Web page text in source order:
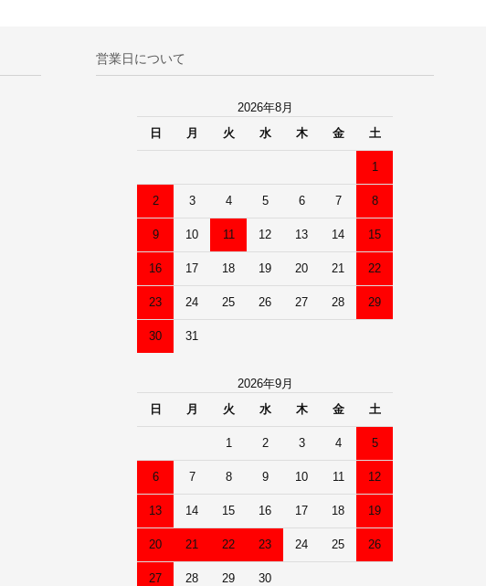
営業日について
2026年8月
日
月 火 水 木 金 土
1
2 3 4 5 6 7 8
9 10 11 12 13 14 15
16 17 18 19 20 21 22
23 24 25 26 27 28 29
30 31
2026年9月
日
月 火 水 木 金 土
1 2 3 4 5
6 7 8 9 10 11 12
13 14 15 16 17 18 19
20 21 22 23 24 25 26
27 28 29 30